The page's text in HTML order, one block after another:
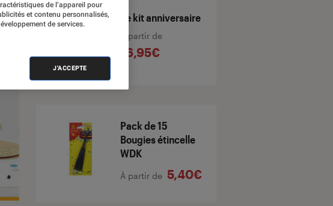
Le kit anniversaire
À partir de
16,95€
Pack de 15
Bougies étincelle
WDK
À partir de 5,40€
de l’appareil pour
et contenu personnalisés,
de services.
J'ACCEPTE